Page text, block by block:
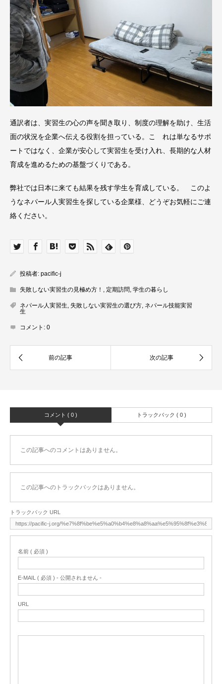
通訳者は、実習生の心の声を聞き取り、制度の理解を助け、生活
面の状況を企業へ伝える役割を担っている。こ れは単なるサポ
ートではなく、企業が安心して実習生を受け入れ、長期的な人材
育成を進めるための基盤づくりである。
弊社では日本に来ても結果を残す学生を育成している。 このよ
うなネパール人実習生を探している企業様、どうぞお気軽にご連
絡ください。
投稿者: pacific-j
失敗しない実習生の見極め方！ , 定期訪問, 学生の暮らし
ネパール人実習生, 失敗しない実習生の選び方, ネパール技能実習
生
コメント: 0
コメント ( 0 ) トラックバック ( 0 )
この記事へのコメントはありません。
この記事へのトラックバックはありません。
トラックバック URL
名前 ( 必須 )
E-MAIL ( 必須 ) - 公開されません -
URL